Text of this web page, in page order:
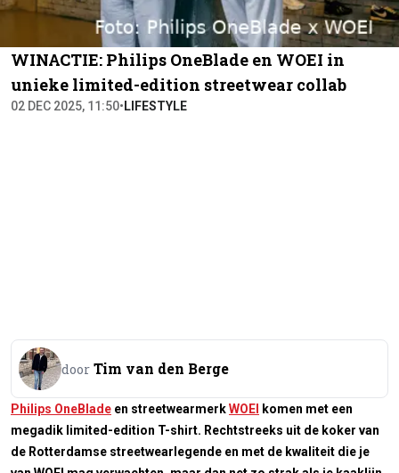
WINACTIE: Philips OneBlade en WOEI in
unieke limited-edition streetwear collab
02 DEC 2025, 11:50• LIFESTYLE
door Tim van den Berge
Philips OneBlade en streetwearmerkWOEI
komen met een
megadik limited-edition T-shirt. Rechtstreeks uit de koker van
de Rotterdamse streetwearlegende en met de kwaliteit die je